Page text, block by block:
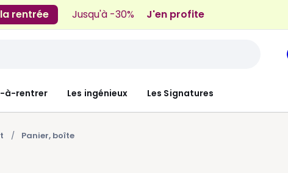
rentrée Jusqu'à -30% J'en profite
à-rentrer Les ingénieux Les Signatures
Panier, boîte